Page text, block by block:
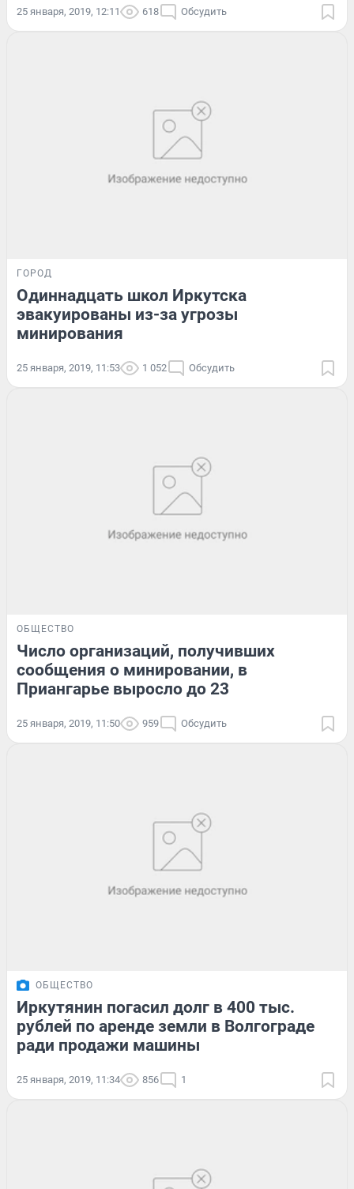
25 января, 2019, 12:11 618 Обсудить
ГОРОД
Одиннадцать школ Иркутска
эвакуированы из-за угрозы
минирования
25 января, 2019, 11:53 1 052 Обсудить
ОБЩЕСТВО
Число организаций, получивших
сообщения о минировании, в
Приангарье выросло до 23
25 января, 2019, 11:50 959 Обсудить
ОБЩЕСТВО
Иркутянин погасил долг в 400 тыс.
рублей по аренде земли в Волгограде
ради продажи машины
25 января, 2019, 11:34 856 1